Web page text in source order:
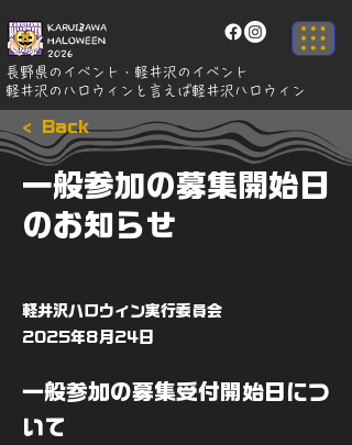
KARUIZAWA
HALOWEEN
2026
長野県のイベント・軽井沢のイベント
軽井沢のハロウィンと言えば軽井沢ハロウィン
< Back
一般参加の募集開始日
のお知らせ
軽井沢ハロウィン実行委員会
2025年8月24日
一般参加の募集受付開始日につ
いて